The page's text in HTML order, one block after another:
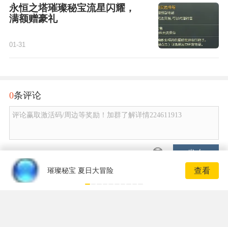
永恒之塔璀璨秘宝流星闪耀，
满额赠豪礼
01-31
0条评论
评论赢取激活码/周边等奖励！加群了解详情224611913
发布
璀璨秘宝 夏日大冒险 查看